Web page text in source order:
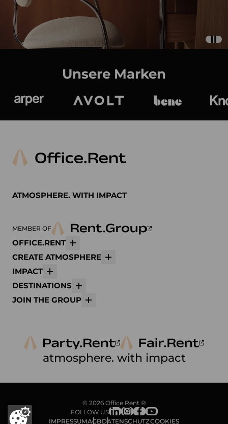
Unsere Marken
ATMOSPHERE. WITH IMPACT
MEMBER OF
OFFICE.RENT
CREATE ATMOSPHERE
IMPACT
DESTINATIONS
JOIN THE GROUP
atmosphere. with impact
© 2026 Office.Rent ®
FOLLOW US
IMPRESSUMAGBDATENSCHUTZCOOKIES